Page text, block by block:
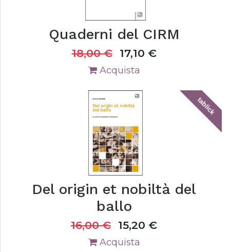
Quaderni del CIRM
18,00€ 17,10 €
Acquista
tablick
Del origin et nobiltà del
ballo
16,00€ 15,20 €
Acquista